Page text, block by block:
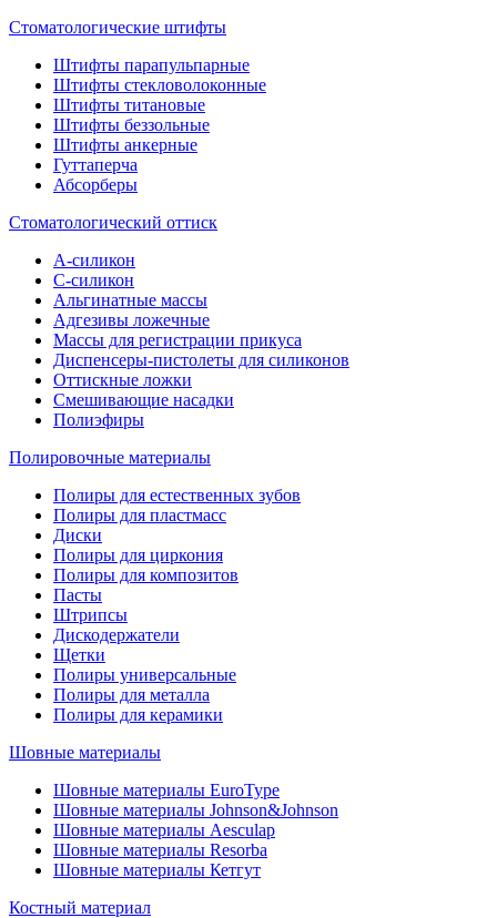
Стоматологические штифты
Штифты парапульпарные
Штифты стекловолоконные
Штифты титановые
Штифты беззольные
Штифты анкерные
Гуттаперча
Абсорберы
Стоматологический оттиск
А-силикон
C-силикон
Альгинатные массы
Адгезивы ложечные
Массы для регистрации прикуса
Диспенсеры-пистолеты для силиконов
Оттискные ложки
Смешивающие насадки
Полиэфиры
Полировочные материалы
Полиры для естественных зубов
Полиры для пластмасс
Диски
Полиры для циркония
Полиры для композитов
Пасты
Штрипсы
Дискодержатели
Щетки
Полиры универсальные
Полиры для металла
Полиры для керамики
Шовные материалы
Шовные материалы EuroType
Шовные материалы Johnson&Johnson
Шовные материалы Aesculap
Шовные материалы Resorba
Шовные материалы Кетгут
Костный материал